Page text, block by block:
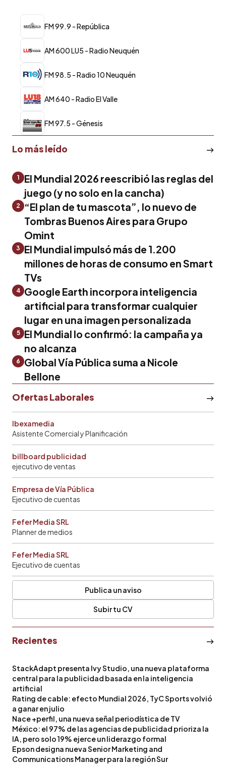
FM 99.9 - República
AM 600 LU5 - Radio Neuquén
FM 98.5 - Radio 10 Neuquén
AM 640 - Radio El Valle
FM 97.5 - Génesis
Lo más leído
1
El Mundial 2026 reescribió las reglas del
juego (y no solo en la cancha)
2
“El plan de tu mascota”, lo nuevo de
Tombras Buenos Aires para Grupo
Omint
3
El Mundial impulsó más de 1.200
millones de horas de consumo en Smart
TVs
4 Google Earth incorpora inteligencia
artificial para transformar cualquier
lugar en una imagen personalizada
5
El Mundial lo confirmó: la campaña ya
no alcanza
6
Global Vía Pública suma a Nicole
Bellone
Ofertas Laborales
Ibexamedia
Asistente Comercial y Planificación
billboard publicidad
ejecutivo de ventas
Empresa de Vía Pública
Ejecutivo de cuentas
Fefer Media SRL
Planner de medios
Fefer Media SRL
Ejecutivo de cuentas
Publica un aviso
Subir tu CV
Recientes
StackAdapt presenta Ivy Studio, una nueva plataforma
central para la publicidad basada en la inteligencia
artificial
Rating de cable: efecto Mundial 2026, TyC Sports volvió
a ganar en julio
Nace +perfil, una nueva señal periodística de TV
México: el 97% de las agencias de publicidad prioriza la
IA, pero solo 19% ejerce un liderazgo formal
Epson designa nueva Senior Marketing and
Communications Manager para la región Sur